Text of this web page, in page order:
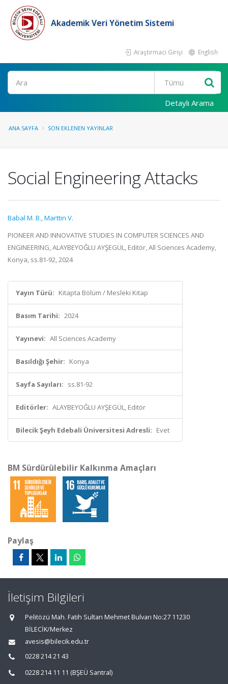
Akademik Veri Yönetim Sistemi
Araştırmacı Girişi English
Ara
Detaylı Arama
ANA SAYFA SON EKLENEN YAYINLAR
Social Engineering Attacks
Babal M. B.,Marttin V.
PIONEER AND INNOVATIVE STUDIES IN COMPUTER SCIENCES AND
ENGINEERING, ALAYBEYOĞLU AYŞEGÜL, Editör, All Sciences Academy,
Konya, ss.81-92, 2024
Yayın Türü: Kitapta Bölüm / Mesleki Kitap
Basım Tarihi: 2024
Yayınevi: All Sciences Academy
Basıldığı Şehir: Konya
Sayfa Sayıları: ss.81-92
Editörler: ALAYBEYOĞLU AYŞEGÜL, Editör
Bilecik Şeyh Edebali Üniversitesi Adresli: Evet
BM Sürdürülebilir Kalkınma Amaçları
Paylaş
İletişim Bilgileri
Pelitözü Mah. Fatih Sultan Mehmet Bulvarı No:27 11230
BİLECİK/Merkez
avesis@bilecik.edu.tr
0228 214 21 43
0228 214 11 11 (BŞEÜ Santral)